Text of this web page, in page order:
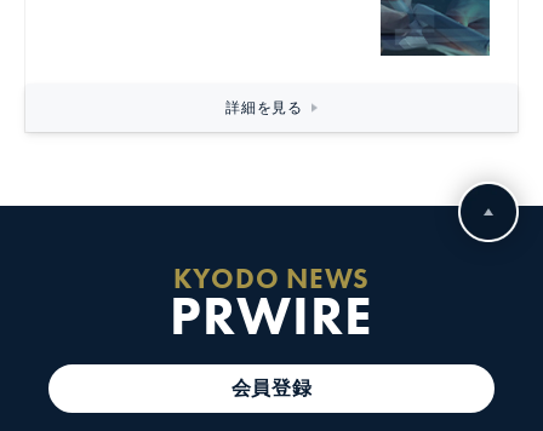
詳細を見る
KYODO NEWS
PRWIRE
会員登録